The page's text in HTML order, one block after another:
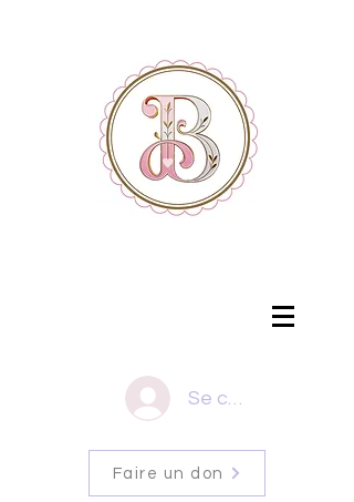
Se connecter
Faire un don